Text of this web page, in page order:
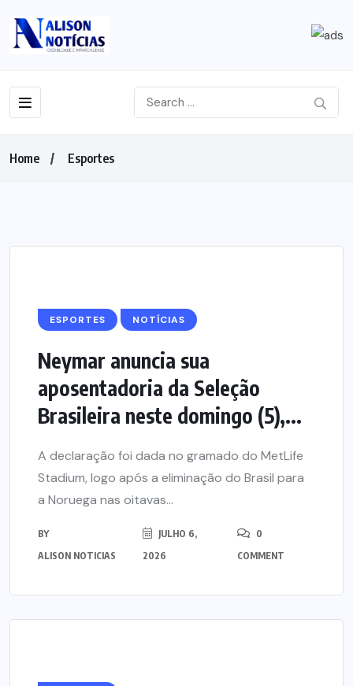
Home Esportes
ESPORTES NOTÍCIAS
Neymar anuncia sua
aposentadoria da Seleção
Brasileira neste domingo (5),...
A declaração foi dada no gramado do MetLife
Stadium, logo após a eliminação do Brasil para
a Noruega nas oitavas...
BY
ALISON NOTICIAS
JULHO 6,
2026
0
COMMENT